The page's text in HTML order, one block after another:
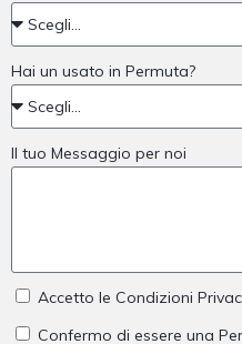
Hai un usato in Permuta?
Il tuo Messaggio per noi
Accetto le Condizioni
Confermo di essere una